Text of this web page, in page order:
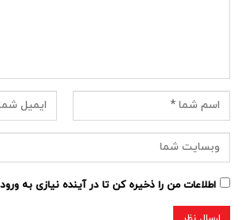
اطلاعات من را ذخیره کن تا در آینده نیازی به